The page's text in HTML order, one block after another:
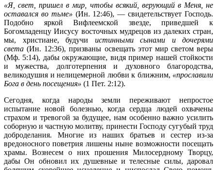
«Я, свет, пришел в мир, чтобы всякий, верующий в Меня, не
оставался во тьме» (Ин. 12:46), — свидетельствует Господь.
Подобно яркой Вифлеемской звезде, приведшей к
Богомладенцу Иисусу восточных мудрецов из далеких стран,
мы, христиане, будучи
истинными сынами и дочерями
света (Ин. 12:36), призваны освещать этот мир светом веры
(Мф. 5:14), дабы окружающие, видя пример нашей стойкости
и мужества, долготерпения и духовного благородства,
великодушия и нелицемерной любви к ближним, «прославили
Бога в день посещения» (1 Пет. 2:12).
Сегодня, когда народы земли переживают непростое
испытание новой болезнью, когда сердца людей охвачены
страхом и тревогой за будущее, нам особенно важно усилить
соборную и частную молитву, принести Господу сугубый труд
доброделания. Многие из наших братьев и сестер из-за
вредоносного поветрия лишены ныне возможности посещать
храмы. Вознесем о них прошения Милосердному Творцу,
дабы Он обновил их душевные и телесные силы, даровал